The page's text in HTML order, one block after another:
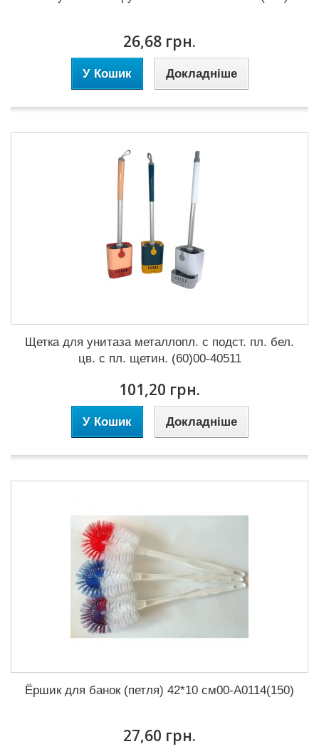
26,68 грн.
У Кошик Докладніше
Щетка для унитаза металлопл. с подст. пл. бел.
цв. с пл. щетин. (60)00-40511
101,20 грн.
У Кошик Докладніше
Ёршик для банок (петля) 42*10 см00-А0114(150)
27,60 грн.